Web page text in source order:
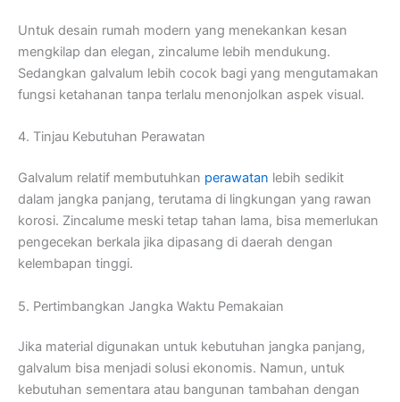
Untuk desain rumah modern yang menekankan kesan
mengkilap dan elegan, zincalume lebih mendukung.
Sedangkan galvalum lebih cocok bagi yang mengutamakan
fungsi ketahanan tanpa terlalu menonjolkan aspek visual.
4. Tinjau Kebutuhan Perawatan
Galvalum relatif membutuhkan perawatan lebih sedikit
dalam jangka panjang, terutama di lingkungan yang rawan
korosi. Zincalume meski tetap tahan lama, bisa memerlukan
pengecekan berkala jika dipasang di daerah dengan
kelembapan tinggi.
5. Pertimbangkan Jangka Waktu Pemakaian
Jika material digunakan untuk kebutuhan jangka panjang,
galvalum bisa menjadi solusi ekonomis. Namun, untuk
kebutuhan sementara atau bangunan tambahan dengan